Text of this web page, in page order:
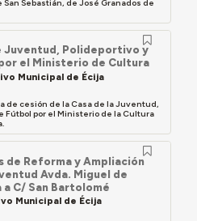
Sebastián, de José Granados de
Juventud, Polideportivo y
el Ministerio de Cultura
Municipal de Écija
de cesión de la Casa de la Juventud,
Fútbol por el Ministerio de la Cultura
de Reforma y Ampliación
Avda. Miguel de
C/ San Bartolomé
Municipal de Écija